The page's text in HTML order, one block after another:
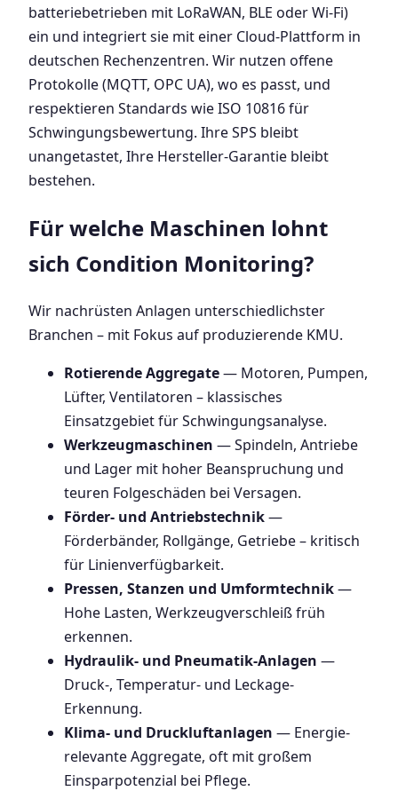
batteriebetrieben mit LoRaWAN, BLE oder Wi-Fi)
ein und integriert sie mit einer Cloud-Plattform in
deutschen Rechenzentren. Wir nutzen offene
Protokolle (MQTT, OPC UA), wo es passt, und
respektieren Standards wie ISO 10816 für
Schwingungsbewertung. Ihre SPS bleibt
unangetastet, Ihre Hersteller-Garantie bleibt
bestehen.
Für welche Maschinen lohnt
sich Condition Monitoring?
Wir nachrüsten Anlagen unterschiedlichster
Branchen – mit Fokus auf produzierende KMU.
Rotierende Aggregate— Motoren, Pumpen,
Lüfter, Ventilatoren – klassisches
Einsatzgebiet für Schwingungsanalyse.
Werkzeugmaschinen — Spindeln, Antriebe
und Lager mit hoher Beanspruchung und
teuren Folgeschäden bei Versagen.
Förder- und Antriebstechnik—
Förderbänder, Rollgänge, Getriebe – kritisch
für Linienverfügbarkeit.
Pressen, Stanzen und Umformtechnik—
Hohe Lasten, Werkzeugverschleiß früh
erkennen.
Hydraulik- und Pneumatik-Anlagen —
Druck-, Temperatur- und Leckage-
Erkennung.
Klima- und Druckluftanlagen — Energie-
relevante Aggregate, oft mit großem
Einsparpotenzial bei Pflege.